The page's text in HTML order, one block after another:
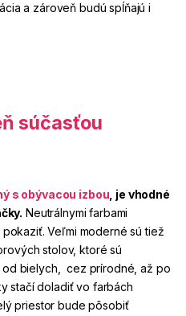
a zároveň budú spĺňajú i
súčasťou
s obývacou izbou , je vhodné
Neutrálnymi farbami
Veľmi moderné sú tiež
stolov, ktoré sú
od bielych, cez prírodné, až po
stačí doladiť vo farbách
priestor bude pôsobiť